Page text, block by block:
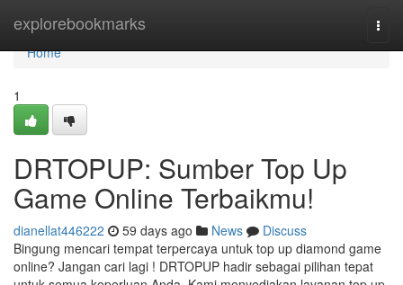
explorebookmarks
Home
Home
1
DRTOPUP: Sumber Top Up
Game Online Terbaikmu!
dianellat446222 59 days ago News
Discuss
Bingung mencari tempat terpercaya untuk top up diamond game
online? Jangan cari lagi ! DRTOPUP hadir sebagai pilihan tepat